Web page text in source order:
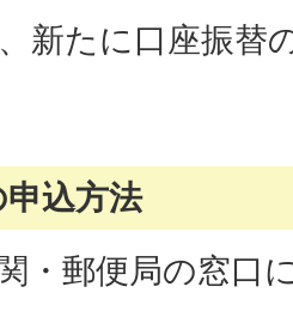
新たに口座振替
込方法
・郵便局の窓口